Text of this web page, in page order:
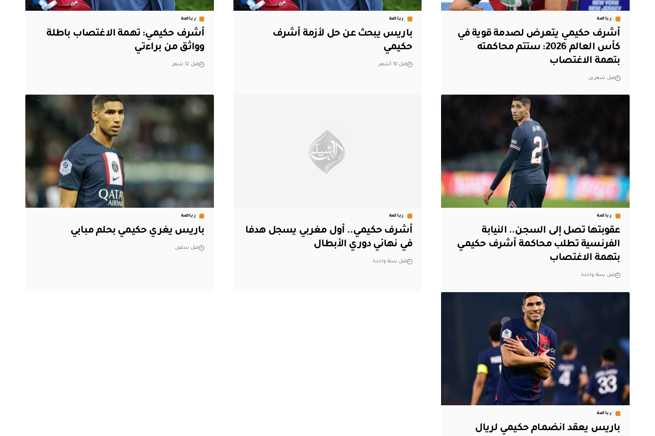
رياضة
أشرف حكيمي يتعرض لصدمة قوية في
كأس العالم 2026: ستتم محاكمته
بتهمة الاغتصاب
قبل شهرين
رياضة
باريس يبحث عن حل لأزمة أشرف
حكيمي
قبل 10 أشهر
رياضة
أشرف حكيمي: تهمة الاغتصاب باطلة
وواثق من براءتي
قبل 12 شهر
رياضة
عقوبتها تصل إلى السجن.. النيابة
الفرنسية تطلب محاكمة أشرف حكيمي
بتهمة الاغتصاب
قبل سنة واحدة
رياضة
أشرف حكيمي.. أول مغربي يسجل هدفا
في نهائي دوري الأبطال
قبل سنة واحدة
رياضة
باريس يغري حكيمي بحلم مبابي
قبل سنتين
رياضة
باريس يعقد انضمام حكيمي لريال